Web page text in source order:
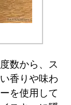
数から、ス
香りや味わ
を使用して